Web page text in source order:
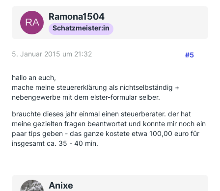
Ramona1504
Schatzmeister:in
5. Januar 2015 um 21:32 #5
hallo an euch,
mache meine steuererklärung als nichtselbständig +
nebengewerbe mit dem elster-formular selber.
brauchte dieses jahr einmal einen steuerberater. der hat
meine gezielten fragen beantwortet und konnte mir noch ein
paar tips geben - das ganze kostete etwa 100,00 euro für
insgesamt ca. 35 - 40 min.
Anixe